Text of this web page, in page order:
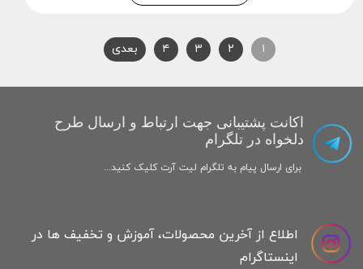
۱ ۲ ۳ ۴ بعدی
اکانت پشتیبانی جهت ارتباط و ارسال طرح
دلخواه در تلگرام
برای ارسال پیام به تلگرام لیت آرت کلیک کنید...
اطلاع از آخرین محصولات، آموزش و تخفیف ها در
اینستاگرام